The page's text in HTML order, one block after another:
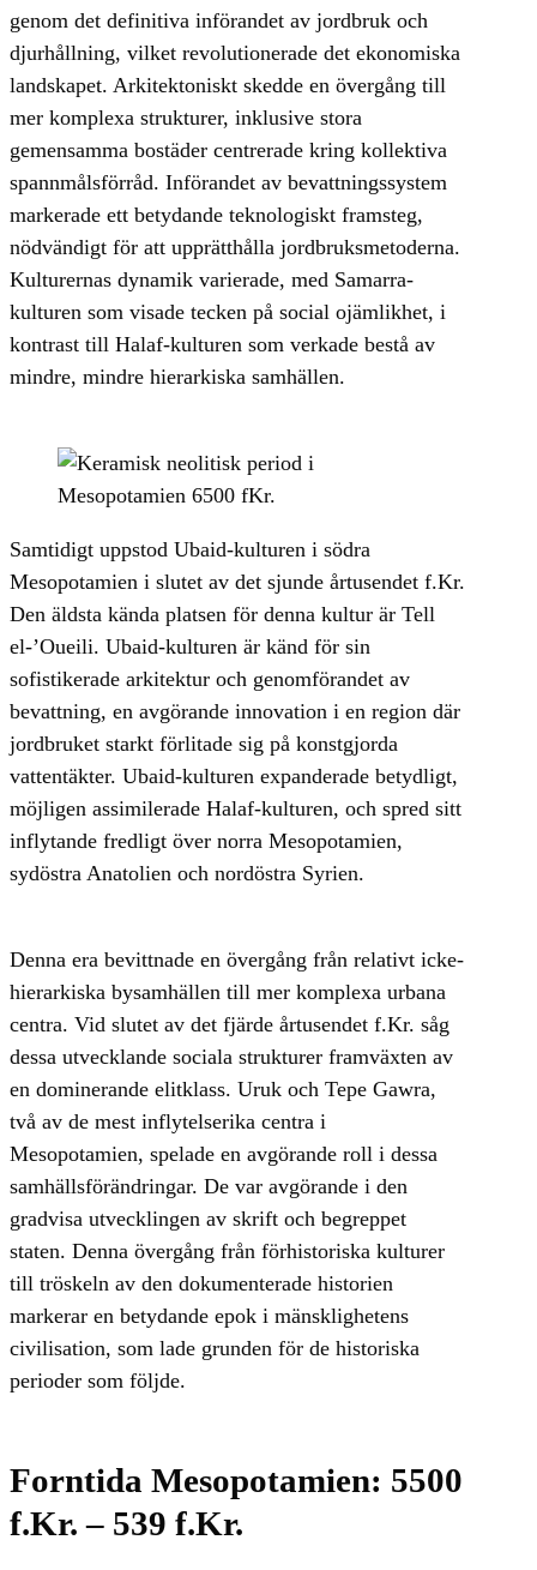
genom det definitiva införandet av jordbruk och
djurhållning, vilket revolutionerade det ekonomiska
landskapet. Arkitektoniskt skedde en övergång till
mer komplexa strukturer, inklusive stora
gemensamma bostäder centrerade kring kollektiva
spannmålsförråd. Införandet av bevattningssystem
markerade ett betydande teknologiskt framsteg,
nödvändigt för att upprätthålla jordbruksmetoderna.
Kulturernas dynamik varierade, med Samarra-
kulturen som visade tecken på social ojämlikhet, i
kontrast till Halaf-kulturen som verkade bestå av
mindre, mindre hierarkiska samhällen.
Samtidigt uppstod Ubaid-kulturen i södra
Mesopotamien i slutet av det sjunde årtusendet f.Kr.
Den äldsta kända platsen för denna kultur är Tell
el-’Oueili. Ubaid-kulturen är känd för sin
sofistikerade arkitektur och genomförandet av
bevattning, en avgörande innovation i en region där
jordbruket starkt förlitade sig på konstgjorda
vattentäkter. Ubaid-kulturen expanderade betydligt,
möjligen assimilerade Halaf-kulturen, och spred sitt
inflytande fredligt över norra Mesopotamien,
sydöstra Anatolien och nordöstra Syrien.
Denna era bevittnade en övergång från relativt icke-
hierarkiska bysamhällen till mer komplexa urbana
centra. Vid slutet av det fjärde årtusendet f.Kr. såg
dessa utvecklande sociala strukturer framväxten av
en dominerande elitklass. Uruk och Tepe Gawra,
två av de mest inflytelserika centra i
Mesopotamien, spelade en avgörande roll i dessa
samhällsförändringar. De var avgörande i den
gradvisa utvecklingen av skrift och begreppet
staten. Denna övergång från förhistoriska kulturer
till tröskeln av den dokumenterade historien
markerar en betydande epok i mänsklighetens
civilisation, som lade grunden för de historiska
perioder som följde.
Forntida Mesopotamien: 5500
f.Kr. – 539 f.Kr.